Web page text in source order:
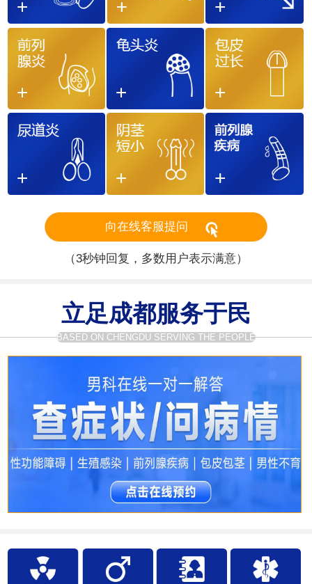
向在线客服提问
（3秒钟回复，多数用户表示满意）
立足成都服务于民
BASED ON CHENGDU SERVING THE PEOPLE